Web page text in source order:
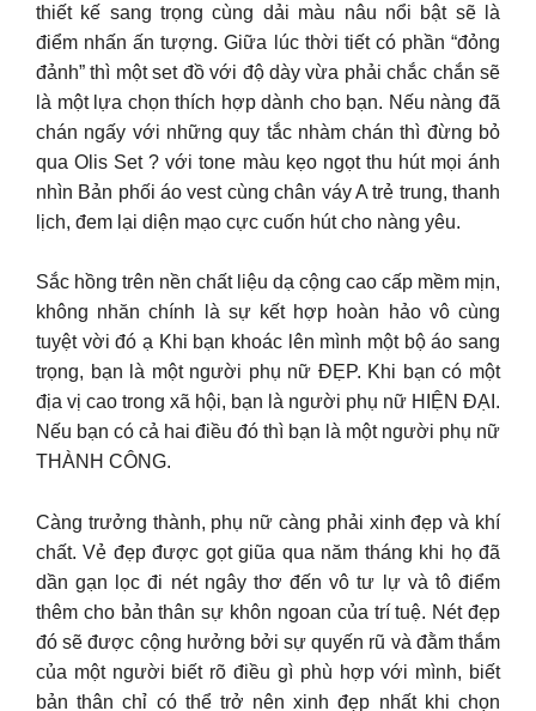
thiết kế sang trọng cùng dải màu nâu nổi bật sẽ là
điểm nhấn ấn tượng. Giữa lúc thời tiết có phần “đỏng
đảnh” thì một set đồ với độ dày vừa phải chắc chắn sẽ
là một lựa chọn thích hợp dành cho bạn. Nếu nàng đã
chán ngấy với những quy tắc nhàm chán thì đừng bỏ
qua Olis Set ? với tone màu kẹo ngọt thu hút mọi ánh
nhìn Bản phối áo vest cùng chân váy A trẻ trung, thanh
lịch, đem lại diện mạo cực cuốn hút cho nàng yêu.
Sắc hồng trên nền chất liệu dạ cộng cao cấp mềm mịn,
không nhăn chính là sự kết hợp hoàn hảo vô cùng
tuyệt vời đó ạ Khi bạn khoác lên mình một bộ áo sang
trọng, bạn là một người phụ nữ ĐẸP. Khi bạn có một
địa vị cao trong xã hội, bạn là người phụ nữ HIỆN ĐẠI.
Nếu bạn có cả hai điều đó thì bạn là một người phụ nữ
THÀNH CÔNG.
Càng trưởng thành, phụ nữ càng phải xinh đẹp và khí
chất. Vẻ đẹp được gọt giũa qua năm tháng khi họ đã
dần gạn lọc đi nét ngây thơ đến vô tư lự và tô điểm
thêm cho bản thân sự khôn ngoan của trí tuệ. Nét đẹp
đó sẽ được cộng hưởng bởi sự quyến rũ và đằm thắm
của một người biết rõ điều gì phù hợp với mình, biết
bản thân chỉ có thể trở nên xinh đẹp nhất khi chọn